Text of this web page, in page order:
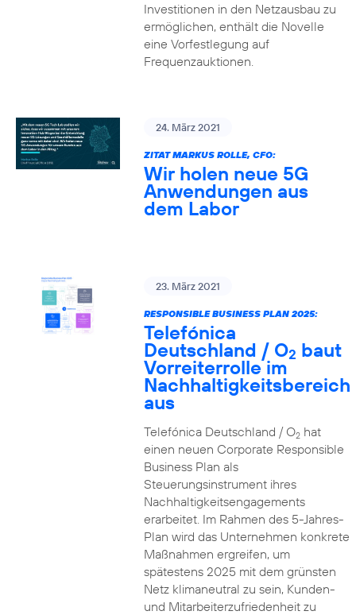
Investitionen in den Netzausbau zu
ermöglichen, enthält die Novelle
eine Vorfestlegung auf
Frequenzauktionen.
24. März 2021
ZITAT MARKUS ROLLE, CFO:
Wir holen neue 5G
Anwendungen aus
dem Labor
23. März 2021
RESPONSIBLE BUSINESS PLAN 2025:
Telefónica
Deutschland / O2 baut
Vorreiterrolle im
Nachhaltigkeitsbereich
aus
Telefónica Deutschland / O2hat
einen neuen Corporate Responsible
Business Plan als
Steuerungsinstrument ihres
Nachhaltigkeitsengagements
erarbeitet. Im Rahmen des 5-Jahres-
Plan wird das Unternehmen konkrete
Maßnahmen ergreifen, um
spätestens 2025 mit dem grünsten
Netz klimaneutral zu sein, Kunden-
und Mitarbeiterzufriedenheit zu